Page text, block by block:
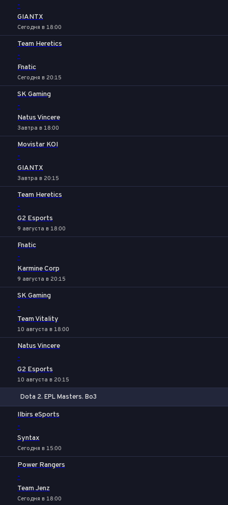
-
GIANTX
Сегодня в 18:00
Team Heretics
-
Fnatic
Сегодня в 20:15
SK Gaming
-
Natus Vincere
Завтра в 18:00
Movistar KOI
-
GIANTX
Завтра в 20:15
Team Heretics
-
G2 Esports
9 августа в 18:00
Fnatic
-
Karmine Corp
9 августа в 20:15
SK Gaming
-
Team Vitality
10 августа в 18:00
Natus Vincere
-
G2 Esports
10 августа в 20:15
Dota 2. EPL Masters. Bo3
Ilbirs eSports
-
Syntax
Сегодня в 15:00
Power Rangers
-
Team Jenz
Сегодня в 18:00